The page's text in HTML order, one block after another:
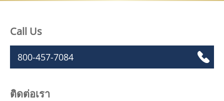
Call Us
800-457-7084
ติดต่อเรา